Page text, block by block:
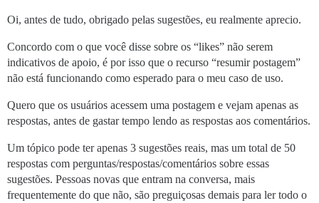
Oi, antes de tudo, obrigado pelas sugestões, eu realmente aprecio.
Concordo com o que você disse sobre os “likes” não serem
indicativos de apoio, é por isso que o recurso “resumir postagem”
não está funcionando como esperado para o meu caso de uso.
Quero que os usuários acessem uma postagem e vejam apenas as
respostas, antes de gastar tempo lendo as respostas aos comentários.
Um tópico pode ter apenas 3 sugestões reais, mas um total de 50
respostas com perguntas/respostas/comentários sobre essas
sugestões. Pessoas novas que entram na conversa, mais
frequentemente do que não, são preguiçosas demais para ler todo o